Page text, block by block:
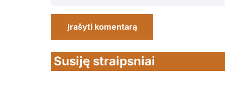
Įrašyti komentarą
Susiję straipsniai